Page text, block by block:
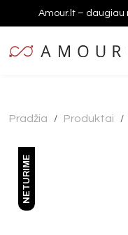
Amour.lt – daugiau
Pradžia / Produktai /
NETURIME